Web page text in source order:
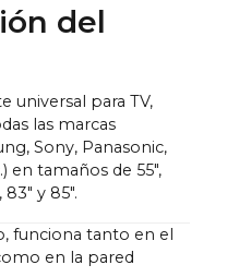
x alto x fondo):
sin soporte) /
in sin soporte)
del
universal para TV,
las marcas
Sony, Panasonic,
en tamaños de 55",
83" y 85".
funciona tanto en el
en la pared